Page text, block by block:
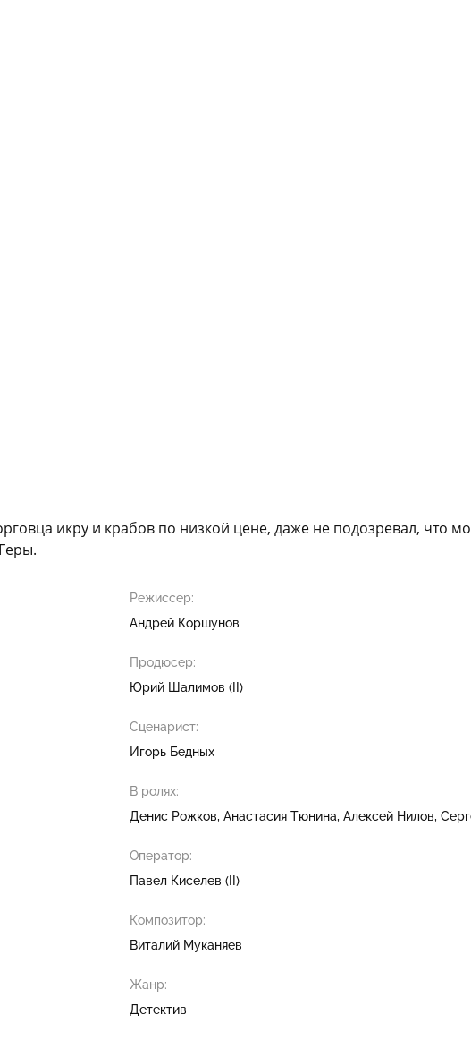
икру и крабов по низкой цене, даже не подозревал, что
Режиссер:
Андрей Коршунов
Продюсер:
Юрий Шалимов (II)
Сценарист:
Игорь Бедных
В ролях:
Денис Рожков Анастасия Тюнина Алексей Нилов
Оператор:
Павел Киселев (II)
Композитор:
Виталий Муканяев
Жанр:
Детектив